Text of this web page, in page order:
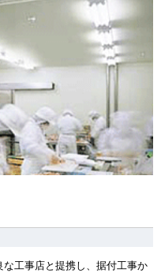
工事店と提携し、据付工事か